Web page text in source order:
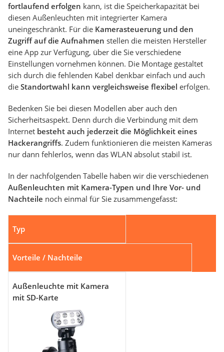
fortlaufend erfolgen kann, ist die Speicherkapazität bei
diesen Außenleuchten mit integrierter Kamera
uneingeschränkt. Für die Kamerasteuerung und den
Zugriff auf die Aufnahmen stellen die meisten Hersteller
eine App zur Verfügung, über die Sie verschiedene
Einstellungen vornehmen können. Die Montage gestaltet
sich durch die fehlenden Kabel denkbar einfach und auch
die Standortwahl kann vergleichsweise flexibel erfolgen.
Bedenken Sie bei diesen Modellen aber auch den
Sicherheitsaspekt. Denn durch die Verbindung mit dem
Internet besteht auch jederzeit die Möglichkeit eines
Hackerangriffs. Zudem funktionieren die meisten Kameras
nur dann fehlerlos, wenn das WLAN absolut stabil ist.
In der nachfolgenden Tabelle haben wir die verschiedenen
Außenleuchten mit Kamera-Typen und Ihre Vor- und
Nachteile noch einmal für Sie zusammengefasst:
Typ
Vorteile / Nachteile
Außenleuchte mit Kamera
mit SD-Karte